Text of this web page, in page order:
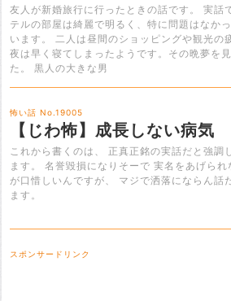
友人が新婚旅行に行ったときの話です。 実話
テルの部屋は綺麗で明るく、特に問題はなか
います。 二人は昼間のショッピングや観光の
夜は早く寝てしまったようです。その晩夢を
た。 黒人の大きな男
怖い話 No.19005
【じわ怖】成長しない病気
これから書くのは、 正真正銘の実話だと強調
ます。 名誉毀損になりそーで 実名をあげられ
が口惜しいんですが、 マジで洒落にならん話
ます。
スポンサードリンク